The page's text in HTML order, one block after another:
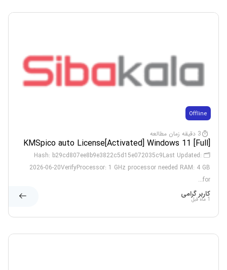
Offline
3 دقیقه زمان مطالعه
KMSpico auto License[Activated] Windows 11 [Full]
Bypass
🗂 Hash: b29cd807ee8b9e3822c5d15e072035c9Last Updated:
2026-06-20VerifyProcessor: 1 GHz processor needed RAM: 4 GB
for...
کاربر گرامی
1 ماه قبل